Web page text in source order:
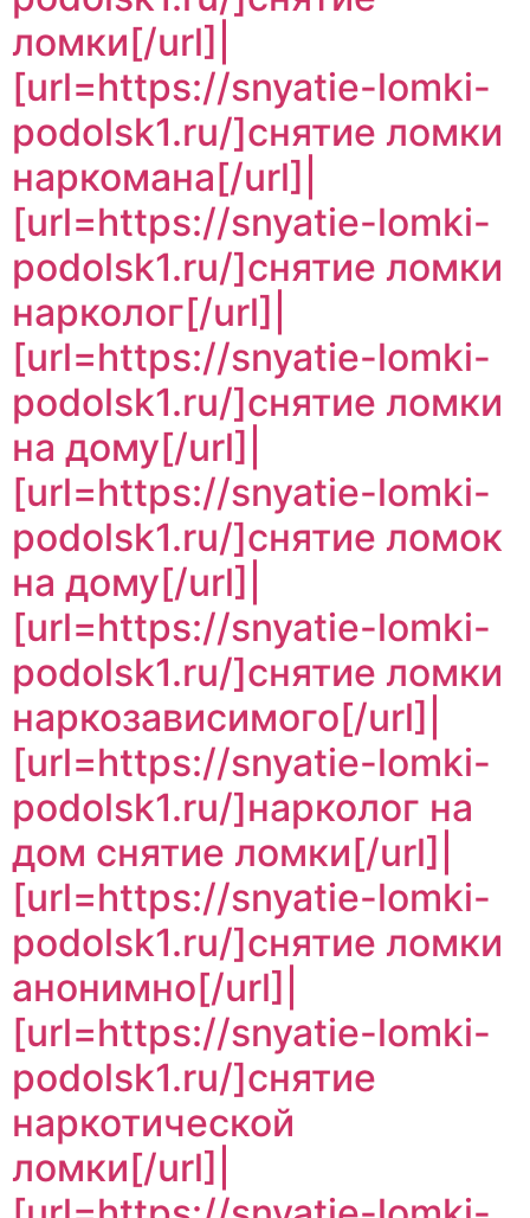
ломки[/url]|
[url=https://snyatie-lomki-
podolsk1.ru/]снятие ломки
наркомана[/url]|
[url=https://snyatie-lomki-
podolsk1.ru/]снятие ломки
нарколог[/url]|
[url=https://snyatie-lomki-
podolsk1.ru/]снятие ломки
на дому[/url]|
[url=https://snyatie-lomki-
podolsk1.ru/]снятие ломок
на дому[/url]|
[url=https://snyatie-lomki-
podolsk1.ru/]снятие ломки
наркозависимого[/url]|
[url=https://snyatie-lomki-
podolsk1.ru/]нарколог на
дом снятие ломки[/url]|
[url=https://snyatie-lomki-
podolsk1.ru/]снятие ломки
анонимно[/url]|
[url=https://snyatie-lomki-
podolsk1.ru/]снятие
наркотической
ломки[/url]|